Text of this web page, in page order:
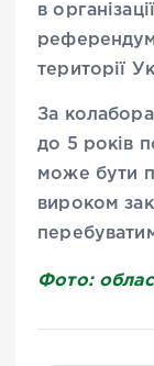
в
території
За
до 5 років
може бути
вироком
Фото: